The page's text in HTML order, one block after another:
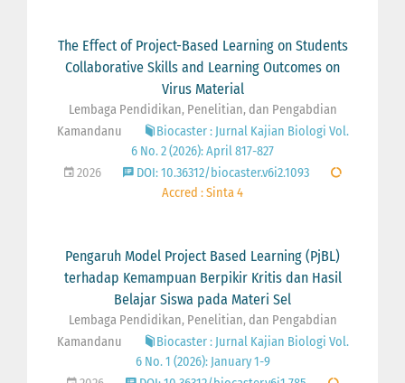
The Effect of Project-Based Learning on Students
Collaborative Skills and Learning Outcomes on
Virus Material
Lembaga Pendidikan, Penelitian, dan Pengabdian
Kamandanu
Biocaster : Jurnal Kajian Biologi Vol.
6 No. 2 (2026): April 817-827
2026
DOI: 10.36312/biocaster.v6i2.1093
Accred : Sinta 4
Pengaruh Model Project Based Learning (PjBL)
terhadap Kemampuan Berpikir Kritis dan Hasil
Belajar Siswa pada Materi Sel
Lembaga Pendidikan, Penelitian, dan Pengabdian
Kamandanu
Biocaster : Jurnal Kajian Biologi Vol.
6 No. 1 (2026): January 1-9